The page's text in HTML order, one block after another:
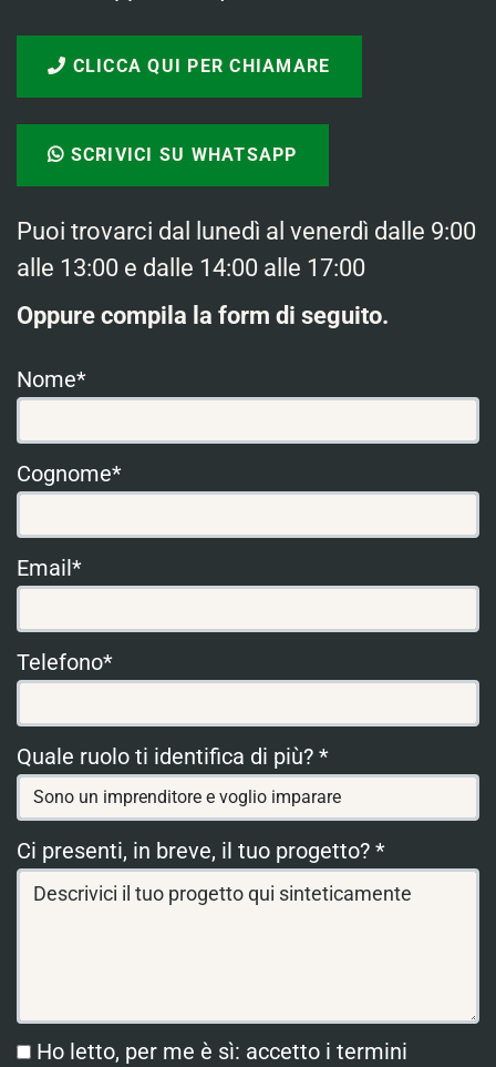
CLICCA QUI PER CHIAMARE
SCRIVICI SU WHATSAPP
Puoi trovarci dal lunedì al venerdì dalle 9:00
alle 13:00 e dalle 14:00 alle 17:00
Oppure compila la form di seguito.
Nome*
Cognome*
Email*
Telefono*
Quale ruolo ti identifica di più? *
Ci presenti, in breve, il tuo progetto? *
Ho letto, per me è sì: accetto i termini